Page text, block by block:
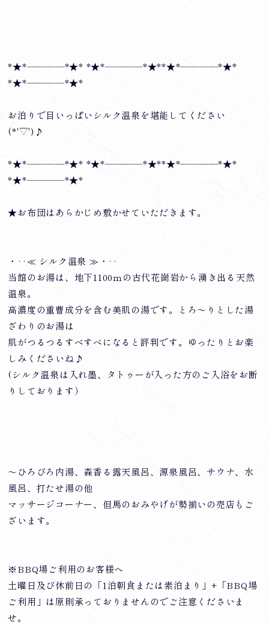
*★*――――*★* *★*――――*★**★*――――*★*
*★*――――*★*
お泊りで目いっぱいシルク温泉を堪能してください
(*'▽')♪
*★*――――*★* *★*――――*★**★*――――*★*
*★*――――*★*
★お布団はあらかじめ敷かせていただきます。
・‥≪ シルク温泉 ≫・‥
当館のお湯は、地下1100ｍの古代花崗岩から湧き出る天然
温泉。
高濃度の重曹成分を含む美肌の湯です。とろ～りとした湯
ざわりのお湯は
肌がつるつるすべすべになると評判です。ゆったりとお楽
しみくださいね♪
(シルク温泉は入れ墨、タトゥーが入った方のご入浴をお断
りしております）
～ひろびろ内湯、森香る露天風呂、源泉風呂、サウナ、水
風呂、打たせ湯の他
マッサージコーナー、但馬のおみやげが勢揃いの売店もご
ざいます。
※BBQ場ご利用のお客様へ
土曜日及び休前日の「1泊朝食または素泊まり」+「BBQ場
ご利用」は原則承っておりませんのでご注意くださいま
せ。